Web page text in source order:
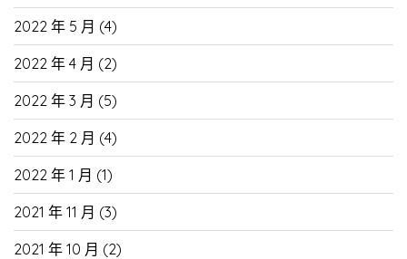
2022 年 5 月 (4)
2022 年 4 月 (2)
2022 年 3 月 (5)
2022 年 2 月 (4)
2022 年 1 月 (1)
2021 年 11 月 (3)
2021 年 10 月 (2)